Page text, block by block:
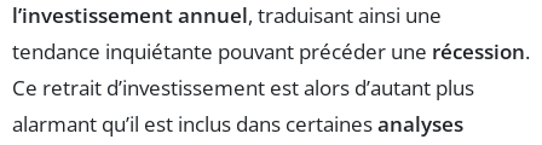
l’investissement annuel, traduisant ainsi une
tendance inquiétante pouvant précéder une récession.
Ce retrait d’investissement est alors d’autant plus
alarmant qu’il est inclus dans certainesanalyses